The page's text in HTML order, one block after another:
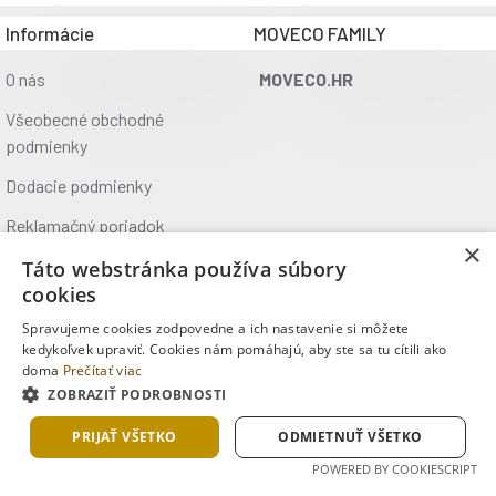
kedykoľvek pri sebe. Vezmi si vždy jeden so sebou v batohu.
| Na 90 gEnergie | 1721 kJ / 411 KcalTuky | 19 g- z toho
cukry | 19 gBielkoviny | 22 gSoľ | 0,62 g
Informácie
O nás
Všeobecné obchodné
podmienky
Dodacie podmienky
Reklamačný poriadok
Ochrana údajov
Kontakt
Kde nás nájdete
MOVECO FAMILY
MOVECO.HR
Copyright © 2025, MOVECO s.r.o., Všetky práva vyhradené
×
Táto webstránka používa súbory
cookies
Spravujeme cookies zodpovedne a ich nastavenie si môžete
kedykoľvek upraviť. Cookies nám pomáhajú, aby ste sa tu cítili ako
doma Prečítať viac
ZOBRAZIŤ PODROBNOSTI
PRIJAŤ VŠETKO ODMIETNUŤ VŠETKO
POWERED BY COOKIESCRIPT